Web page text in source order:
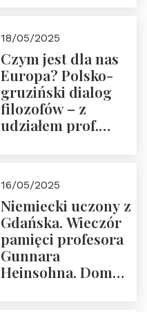
społeczny, członek
Kapituły Nagrody
im. Prezydenta
Lecha
Kaczyńskiego.
Wielki autorytet.
18/05/2025
Czym jest dla nas
Europa? Polsko-
gruziński dialog
filozofów – z
udziałem prof.
Dom Trójmorza 23
maja 2025 r. godz.
18:00.
16/05/2025
Niemiecki uczony z
Gdańska. Wieczór
pamięci profesora
Gunnara
Heinsohna. Dom